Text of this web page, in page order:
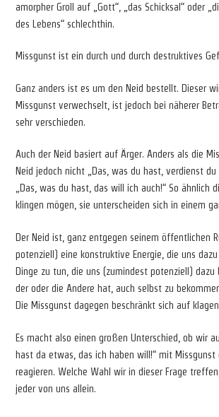
amorpher Groll auf „Gott“, „das Schicksal“ oder
des Lebens“ schlechthin.
Missgunst ist ein durch und durch destruktives
Ganz anders ist es um den Neid bestellt. Dieser
Missgunst verwechselt, ist jedoch bei näherer
sehr verschieden.
Auch der Neid basiert auf Ärger. Anders als die
Neid jedoch nicht „Das, was du hast, verdienst du
„Das, was du hast, das will ich auch!“ So ähnlich
klingen mögen, sie unterscheiden sich in einem
Der Neid ist, ganz entgegen seinem öffentlichen
potenziell) eine konstruktive Energie, die uns
Dinge zu tun, die uns (zumindest potenziell) dazu
der oder die Andere hat, auch selbst zu
Die Missgunst dagegen beschränkt sich auf
Es macht also einen großen Unterschied, ob wir
hast da etwas, das ich haben will!“ mit Missgunst
reagieren. Welche Wahl wir in dieser Frage
jeder von uns allein.